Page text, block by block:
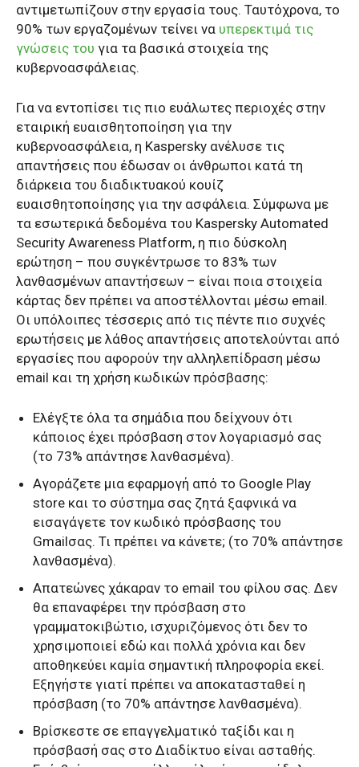
αντιμετωπίζουν στην εργασία τους. Ταυτόχρονα, το
90% των εργαζομένων τείνει να υπερεκτιμά τις
γνώσεις του για τα βασικά στοιχεία της
κυβερνοασφάλειας.
Για να εντοπίσει τις πιο ευάλωτες περιοχές στην
εταιρική ευαισθητοποίηση για την
κυβερνοασφάλεια, η Kaspersky ανέλυσε τις
απαντήσεις που έδωσαν οι άνθρωποι κατά τη
διάρκεια του διαδικτυακού κουίζ
ευαισθητοποίησης για την ασφάλεια. Σύμφωνα με
τα εσωτερικά δεδομένα του Kaspersky Automated
Security Awareness Platform, η πιο δύσκολη
ερώτηση – που συγκέντρωσε το 83% των
λανθασμένων απαντήσεων – είναι ποια στοιχεία
κάρτας δεν πρέπει να αποστέλλονται μέσω email.
Οι υπόλοιπες τέσσερις από τις πέντε πιο συχνές
ερωτήσεις με λάθος απαντήσεις αποτελούνται από
εργασίες που αφορούν την αλληλεπίδραση μέσω
email και τη χρήση κωδικών πρόσβασης:
Ελέγξτε όλα τα σημάδια που δείχνουν ότι
κάποιος έχει πρόσβαση στον λογαριασμό σας
(το 73% απάντησε λανθασμένα).
Αγοράζετε μια εφαρμογή από το Google Play
store και το σύστημα σας ζητά ξαφνικά να
εισαγάγετε τον κωδικό πρόσβασης του
Gmailσας. Τι πρέπει να κάνετε; (το 70% απάντησε
λανθασμένα).
Απατεώνες χάκαραν το email του φίλου σας. Δεν
θα επαναφέρει την πρόσβαση στο
γραμματοκιβώτιο, ισχυριζόμενος ότι δεν το
χρησιμοποιεί εδώ και πολλά χρόνια και δεν
αποθηκεύει καμία σημαντική πληροφορία εκεί.
Εξηγήστε γιατί πρέπει να αποκατασταθεί η
πρόσβαση (το 70% απάντησε λανθασμένα).
Βρίσκεστε σε επαγγελματικό ταξίδι και η
πρόσβασή σας στο Διαδίκτυο είναι ασταθής.